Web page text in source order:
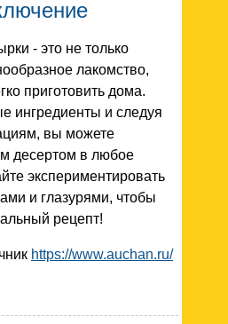
- это не только
лакомство,
приготовить дома.
ингредиенты и следуя
вы можете
десертом в любое
экспериментировать
и глазурями, чтобы
рецепт!
https://www.auchan.ru/